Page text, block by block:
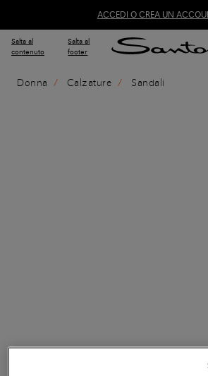
ACCEDI O CREA UN
Salta al
contenuto
Salta al
footer
Donna Calzature Sandali